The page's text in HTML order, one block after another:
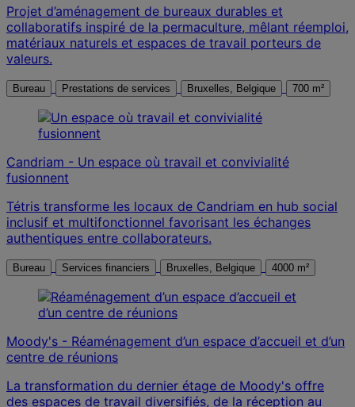
Projet d’aménagement de bureaux durables et
collaboratifs inspiré de la permaculture, mêlant réemploi,
matériaux naturels et espaces de travail porteurs de
valeurs.
Bureau Prestations de services Bruxelles, Belgique 700 m²
Candriam - Un espace où travail et convivialité
fusionnent
Tétris transforme les locaux de Candriam en hub social
inclusif et multifonctionnel favorisant les échanges
authentiques entre collaborateurs.
Bureau Services financiers Bruxelles, Belgique 4000 m²
Moody's - Réaménagement d’un espace d’accueil et d’un
centre de réunions
La transformation du dernier étage de Moody's offre
des espaces de travail diversifiés, de la réception au